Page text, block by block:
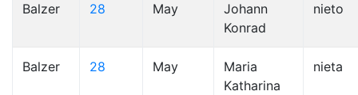
Balzer 28 May
Johann
Konrad
nieto
Balzer 28 May
Maria
Katharina
nieta